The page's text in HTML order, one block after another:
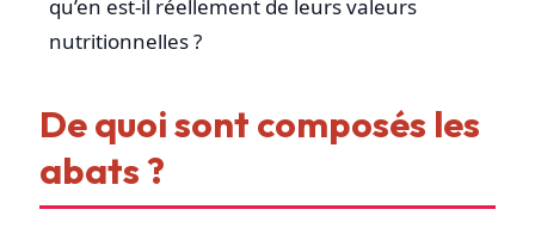
qu’en est-il réellement de leurs valeurs
nutritionnelles ?
De quoi sont composés les
abats ?